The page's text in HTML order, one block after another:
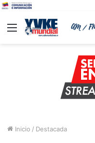
Menu
Inicio / Destacada